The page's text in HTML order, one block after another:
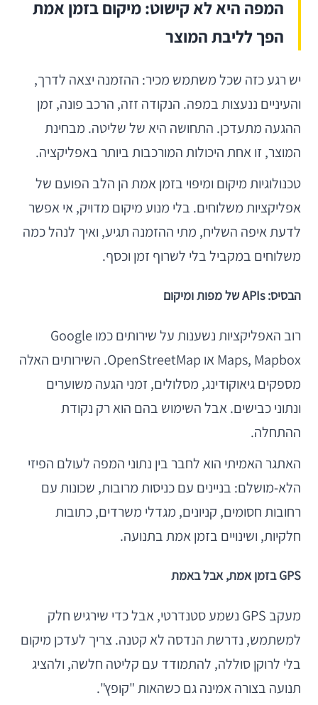
המפה היא לא קישוט: מיקום בזמן אמת
הפך לליבת המוצר
יש רגע כזה שכל משתמש מכיר: ההזמנה יצאה לדרך,
והעיניים ננעצות במפה. הנקודה זזה, הרכב פונה, זמן
ההגעה מתעדכן. התחושה היא של שליטה. מבחינת
המוצר, זו אחת היכולות המורכבות ביותר באפליקציה.
טכנולוגיות מיקום ומיפוי בזמן אמת הן הלב הפועם של
אפליקציות משלוחים. בלי מנוע מיקום מדויק, אי אפשר
לדעת איפה השליח, מתי ההזמנה תגיע, ואיך לנהל כמה
משלוחים במקביל בלי לשרוף זמן וכסף.
הבסיס: APIs של מפות ומיקום
רוב האפליקציות נשענות על שירותים כמו Google
Maps, Mapbox או OpenStreetMap. השירותים האלה
מספקים גיאוקודינג, מסלולים, זמני הגעה משוערים
ונתוני כבישים. אבל השימוש בהם הוא רק נקודת
ההתחלה.
האתגר האמיתי הוא לחבר בין נתוני המפה לעולם הפיזי
הלא-מושלם: בניינים עם כניסות מרובות, שכונות עם
רחובות חסומים, קניונים, מגדלי משרדים, כתובות
חלקיות, ושינויים בזמן אמת בתנועה.
GPS בזמן אמת, אבל באמת
מעקב GPS נשמע סטנדרטי, אבל כדי שירגיש חלק
למשתמש, נדרשת הנדסה לא קטנה. צריך לעדכן מיקום
בלי לרוקן סוללה, להתמודד עם קליטה חלשה, ולהציג
תנועה בצורה אמינה גם כשהאות "קופץ".